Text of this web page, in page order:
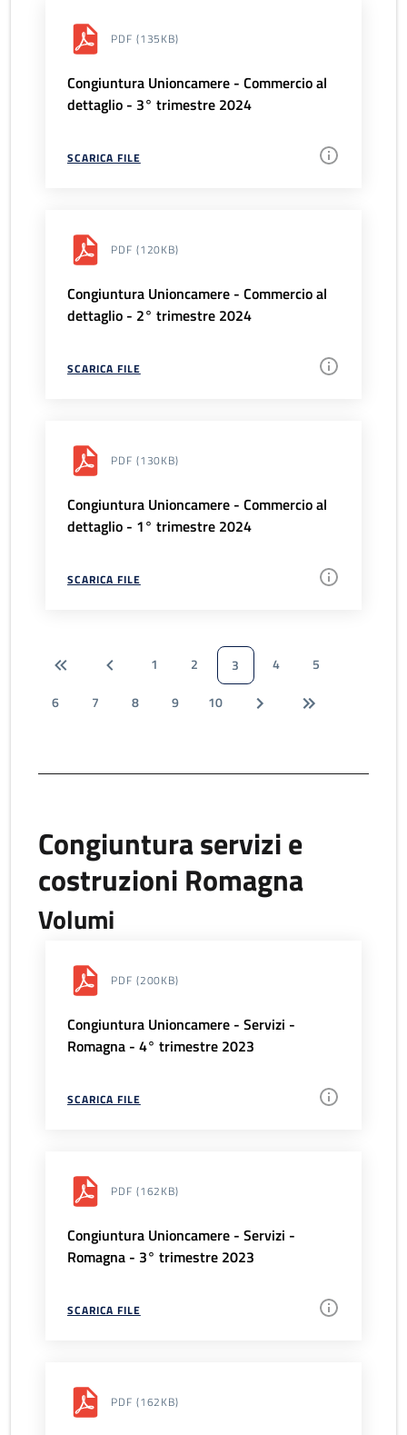
PDF (135KB)
Congiuntura Unioncamere - Commercio al
dettaglio - 3° trimestre 2024
SCARICA FILE
PDF (120KB)
Congiuntura Unioncamere - Commercio al
dettaglio - 2° trimestre 2024
SCARICA FILE
PDF (130KB)
Congiuntura Unioncamere - Commercio al
dettaglio - 1° trimestre 2024
SCARICA FILE
1 2 3 4
5
6
7 8 9 10
Congiuntura servizi e
costruzioni Romagna
Volumi
PDF (200KB)
Congiuntura Unioncamere - Servizi -
Romagna - 4° trimestre 2023
SCARICA FILE
PDF (162KB)
Congiuntura Unioncamere - Servizi -
Romagna - 3° trimestre 2023
SCARICA FILE
PDF (162KB)